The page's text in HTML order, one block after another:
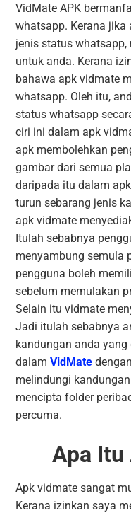
VidMate APK
whatsapp. Kerana jika
jenis status
untuk anda. Kerana
bahawa apk vidmate
whatsapp. Oleh itu,
status whatsapp
ciri ini dalam apk
apk membolehkan
gambar dari semua
daripada itu dalam
turun sebarang jenis
apk vidmate
Itulah sebabnya
menyambung semula
pengguna boleh
sebelum memulakan
Selain itu vidmate
Jadi itulah sebabnya
kandungan anda
dalamVidMate
melindungi
mencipta folder
percuma.
Apa Itu
Apk vidmate sangat
Kerana izinkan saya